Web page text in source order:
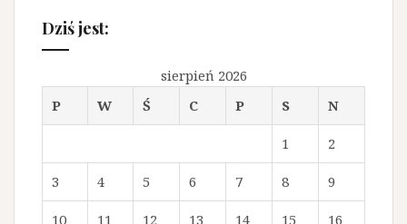
Dziś jest:
sierpień 2026
P
W Ś C P S N
1 2
3 4 5 6 7 8 9
10 11 12 13 14 15 16